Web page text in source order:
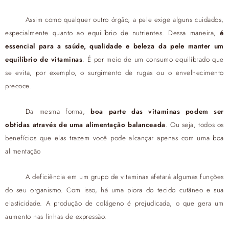
Assim como qualquer outro órgão, a pele exige alguns cuidados,
especialmente quanto ao equilíbrio de nutrientes. Dessa maneira,é
essencial para a saúde, qualidade e beleza da pele manter um
equilíbrio de vitaminas. É por meio de um consumo equilibrado que
se evita, por exemplo, o surgimento de rugas ou o envelhecimento
precoce.
Da mesma forma,boa parte das vitaminas podem ser
obtidas através de uma alimentação balanceada. Ou seja, todos os
benefícios que elas trazem você pode alcançar apenas com uma boa
alimentação
A deficiência em um grupo de vitaminas afetará algumas funções
do seu organismo. Com isso, há uma piora do tecido cutâneo e sua
elasticidade. A produção de colágeno é prejudicada, o que gera um
aumento nas linhas de expressão.